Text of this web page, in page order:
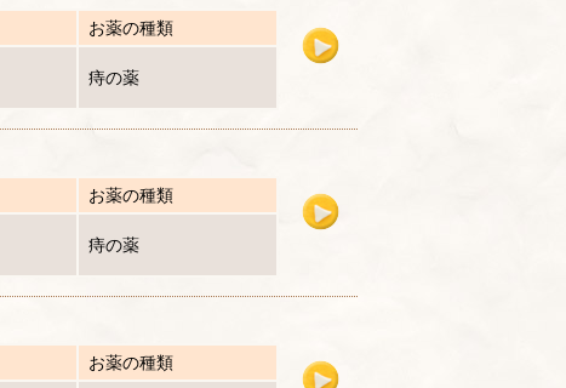
お薬の種類
痔の薬
お薬の種類
痔の薬
お薬の種類